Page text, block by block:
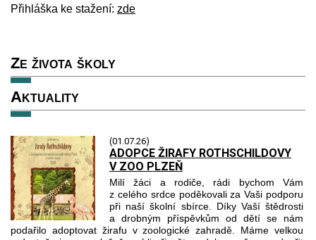
Přihláška ke stažení: zde
Ze života školy
Aktuality
(01.07.26)
ADOPCE ŽIRAFY ROTHSCHILDOVY
V ZOO PLZEŇ
Milí žáci a rodiče, rádi bychom Vám
z celého srdce poděkovali za Vaši podporu
při naší školní sbírce. Díky Vaší štědrosti
a drobným příspěvkům od dětí se nám
podařilo adoptovat žirafu v zoologické zahradě. Máme velkou